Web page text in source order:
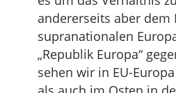
andererseits aber dem
supranationalen
„Republik Europa“
sehen wir in EU-